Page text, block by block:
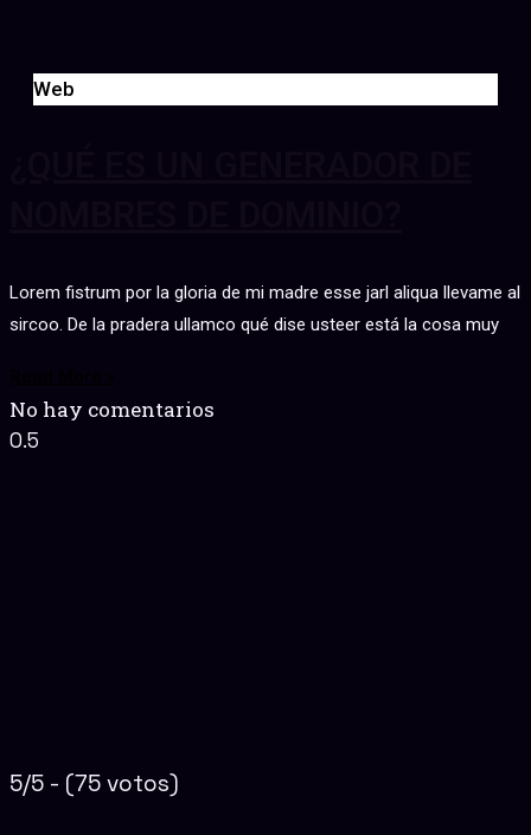
Web
Lorem fistrum por la gloria de mi madre esse jarl aliqua llevame al
sircoo. De la pradera ullamco qué dise usteer está la cosa muy
No hay comentarios
5/5 - (75 votos)